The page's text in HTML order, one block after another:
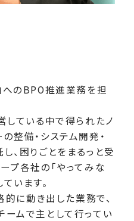
へのBPO推進業務を担
している中で得られたノ
整備・システム開発・
、困りごとをまるっと受
プ各社の「やってみな
います。
に動き出した業務で、
ムで主として行ってい